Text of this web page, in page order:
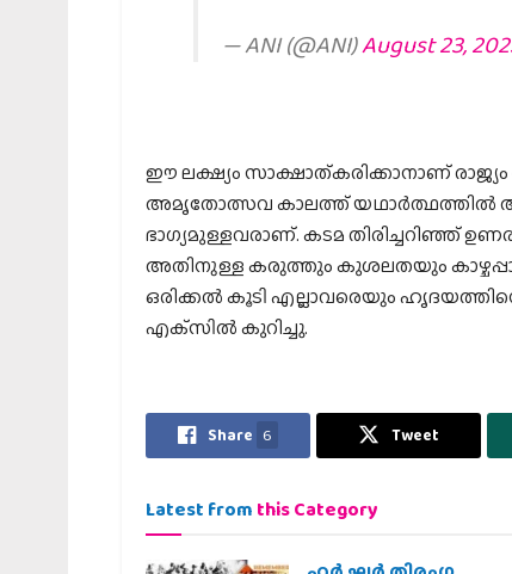
— ANI (@ANI)August 23,
ഈ ലക്ഷ്യം സാക്ഷാത്കരിക്കാനാണ്
അമൃതോത്സവ കാലത്ത് യഥാര്‍ത്ഥത്തില്‍
ഭാഗ്യമുള്ളവരാണ്. കടമ തിരിച്ചറിഞ്ഞ്
അതിനുള്ള കരുത്തും കുശലതയും
ഒരിക്കല്‍ കൂടി എല്ലാവരെയും
എക്‌സില്‍ കുറിച്ചു.
Share 6 Tweet
Latest from this Category